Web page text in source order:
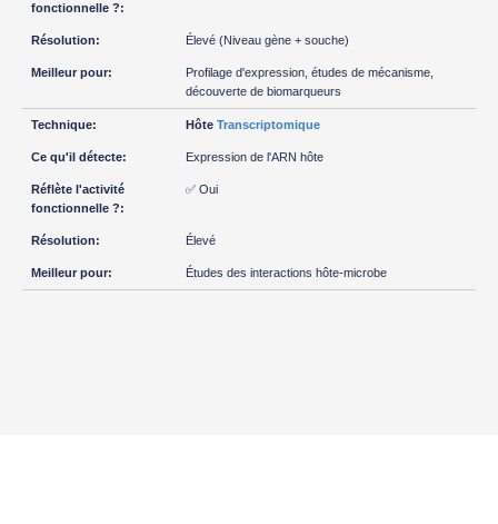
Élevé (Niveau gène + souche)
Profilage d'expression, études de mécanisme,
découverte de biomarqueurs
Hôte Transcriptomique
Expression de l'ARN hôte
✅ Oui
Élevé
Études des interactions hôte-microbe